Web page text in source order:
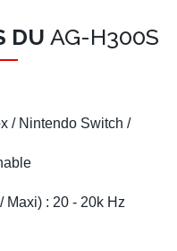
DU AG-H300S
/ Nintendo Switch /
Maxi) : 20 - 20k Hz